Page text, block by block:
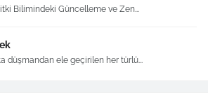
Bilimindeki Güncelleme ve Zen...
düşmandan ele geçirilen her türlü...